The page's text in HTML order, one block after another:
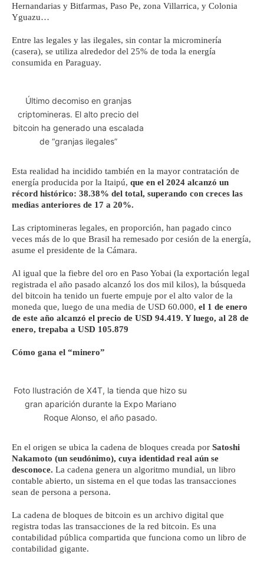
Hernandarias y Bitfarmas, Paso Pe, zona Villarrica, y Colonia
Yguazu…
Entre las legales y las ilegales, sin contar la microminería
(casera), se utiliza alrededor del 25% de toda la energía
consumida en Paraguay.
Último decomiso en granjas
criptomineras. El alto precio del
bitcoin ha generado una escalada
de “granjas ilegales”
Esta realidad ha incidido también en la mayor contratación de
energía producida por la Itaipú, que en el 2024 alcanzó un
récord histórico: 38.38% del total, superando con creces las
medias anteriores de 17 a 20%.
Las criptomineras legales, en proporción, han pagado cinco
veces más de lo que Brasil ha remesado por cesión de la energía,
asume el presidente de la Cámara.
Al igual que la fiebre del oro en Paso Yobai (la exportación legal
registrada el año pasado alcanzó los dos mil kilos), la búsqueda
del bitcoin ha tenido un fuerte empuje por el alto valor de la
moneda que, luego de una media de USD 60.000, el 1 de enero
de este año alcanzó el precio de USD 94.419. Y luego, al 28 de
enero, trepaba a USD 105.879
Cómo gana el “minero”
Foto Ilustración de X4T, la tienda que hizo su
gran aparición durante la Expo Mariano
Roque Alonso, el año pasado.
En el origen se ubica la cadena de bloques creada por Satoshi
Nakamoto (un seudónimo), cuya identidad real aún se
desconoce. La cadena genera un algoritmo mundial, un libro
contable abierto, un sistema en el que todas las transacciones
sean de persona a persona.
La cadena de bloques de bitcoin es un archivo digital que
registra todas las transacciones de la red bitcoin. Es una
contabilidad pública compartida que funciona como un libro de
contabilidad gigante.